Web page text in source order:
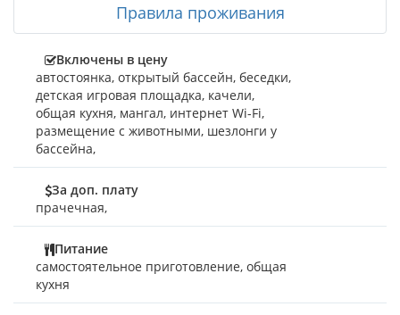
Соскучились по домашним обедам? В нашем гостевом доме
есть современная кухня, где всё — от чайной ложки до
Хотите отметить торжество в хорошей компании с
шашлыками? К вашим услугам — живой огонь в мангале на
открытом воздухе.
Появилось желание уединиться с бокалом вина и
приятным собеседником? В вашем распоряжении большие
Расположение гостевого дома "Акация" позволило
соединить тишину, покой и уединенность загородного
дома с удобствами мегаполиса.
Просторный бассейн с романтической вечерней
подсветкой окутает теплой негой в начале мая и подарит
Правила проживания
Включены в цену
автостоянка, открытый бассейн, беседки,
детская игровая площадка, качели,
общая кухня, мангал, интернет Wi-Fi,
размещение с животными, шезлонги у
бассейна,
За доп. плату
прачечная,
Питание
самостоятельное приготовление, общая
кухня